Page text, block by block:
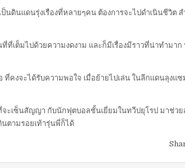
ป็นดินแดนรุ่งเรืองที่หลายๆคน ต้องการจะไปดำเนินชีวิ
ที่ที่เต็มไปด้วยความงดงาม และก็มีเรื่องมีราวที่น่าทำม
ที่คงจะได้รับความพอใจ เมื่อย้ายไปเล่น ในลีกแดนลุง
จะเซ็นสัญญา กับนักฟุตบอลชั้นเยี่ยมในทวีปยุโรป มาช่ว
นตามรอยเท้ารุ่นพี่ก็ได้